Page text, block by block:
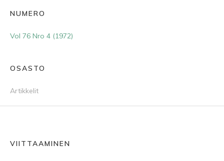
NUMERO
Vol 76 Nro 4 (1972)
OSASTO
Artikkelit
VIITTAAMINEN